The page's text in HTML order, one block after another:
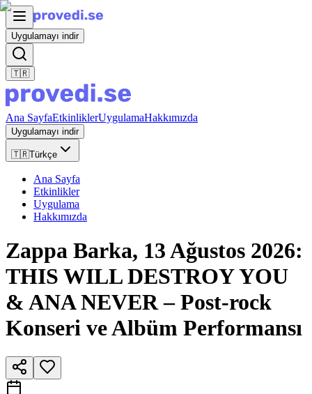
Uygulamayı indir
🇹🇷
Ana SayfaEtkinliklerUygulamaHakkımızda
Uygulamayı indir
🇹🇷Türkçe
Ana Sayfa
Etkinlikler
Uygulama
Hakkımızda
Zappa Barka, 13 Ağustos 2026:
THIS WILL DESTROY YOU
& ANA NEVER – Post-rock
Konseri ve Albüm Performansı